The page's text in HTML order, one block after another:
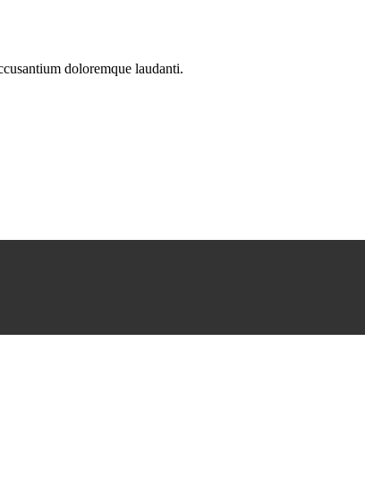
doloremque laudanti.